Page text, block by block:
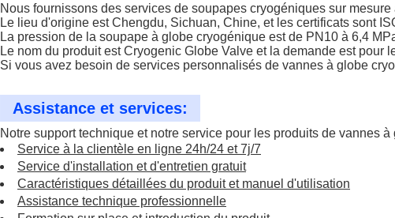
Nous fournissons des services de soupapes cryogéniques sur
Le lieu d'origine est Chengdu, Sichuan, Chine, et les certificats sont
La pression de la soupape à globe cryogénique est de PN10 à 6,4
Le nom du produit est Cryogenic Globe Valve et la demande est pour
Si vous avez besoin de services personnalisés de vannes à globe
Assistance et services:
Notre support technique et notre service pour les produits de vannes
Service à la clientèle en ligne 24h/24 et 7j/7
Service d'installation et d'entretien gratuit
Caractéristiques détaillées du produit et manuel d'utilisation
Assistance technique professionnelle